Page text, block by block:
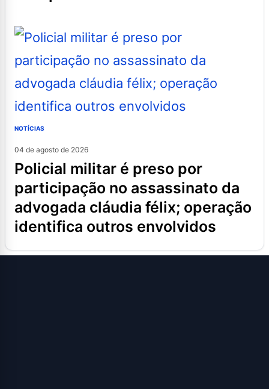
NOTÍCIAS
04 de agosto de 2026
policial militar é preso por
participação no assassinato da
advogada cláudia félix; operação
identifica outros envolvidos